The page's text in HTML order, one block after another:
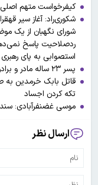
کیفرخواست متهم
شکوری‌راد: آغاز سیر
شورای نگهبان از یک
ردصلاحیت پاسخ
استصوابی به پای
پسر ۲۳ ساله مادر و برادر خود را در شوشتر به رگبار بست
تکه کردن اجساد
موسی غضنفرآبادی:
ارسال نظر